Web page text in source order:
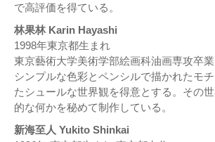
で高評価を得ている。
林果林 Karin Hayashi
1998年東京都生まれ
東京藝術大学美術学部絵画科油画専攻卒業
シンプルな色彩とペンシルで描かれたモ
たシュールな世界観を得意とする。その
的な何かを秘めて制作している。
新海至人 Yukito Shinkai